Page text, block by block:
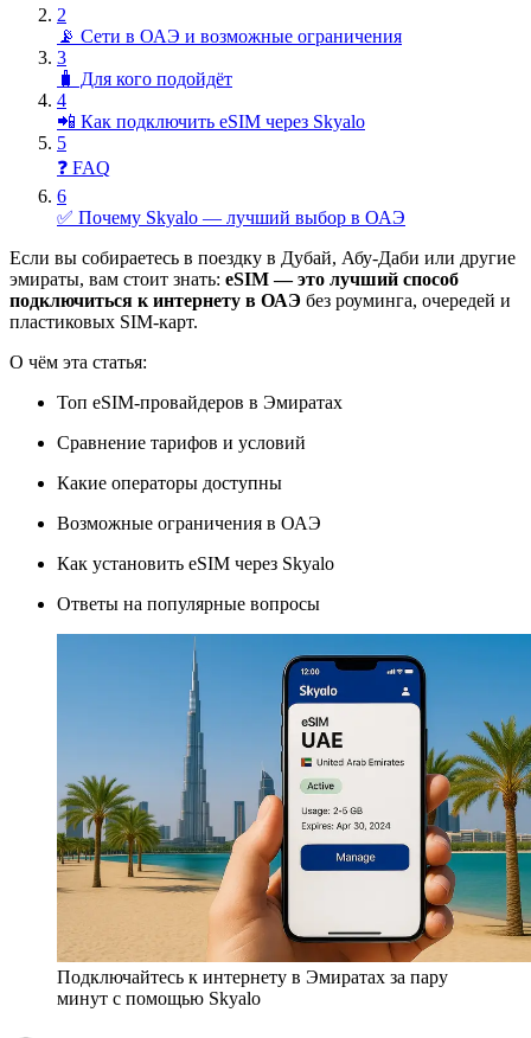
2
📡 Сети в ОАЭ и возможные ограничения
3
🧳 Для кого подойдёт
4
📲 Как подключить eSIM через Skyalo
5
❓ FAQ
6
✅ Почему Skyalo — лучший выбор в ОАЭ
Если вы собираетесь в поездку в Дубай, Абу-Даби или другие
эмираты, вам стоит знать: eSIM — это лучший способ
подключиться к интернету в ОАЭ без роуминга, очередей и
пластиковых SIM-карт.
О чём эта статья:
Топ eSIM-провайдеров в Эмиратах
Сравнение тарифов и условий
Какие операторы доступны
Возможные ограничения в ОАЭ
Как установить eSIM через Skyalo
Ответы на популярные вопросы
Подключайтесь к интернету в Эмиратах за пару
минут с помощью Skyalo